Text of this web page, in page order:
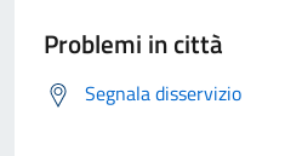
Problemi in città
Segnala disservizio